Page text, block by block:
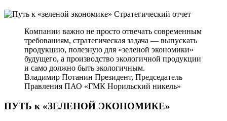
Стратегический отчет
Компании важно не просто отвечать современным
требованиям, стратегическая задача — выпускать
продукцию, полезную для «зеленой экономики»
будущего, а производство экологичной продукции
и само должно быть экологичным.
Владимир Потанин Президент, Председатель
Правления ПАО «ГМК Норильский никель»
ПУТЬ к «ЗЕЛЕНОЙ ЭКОНОМИКЕ»